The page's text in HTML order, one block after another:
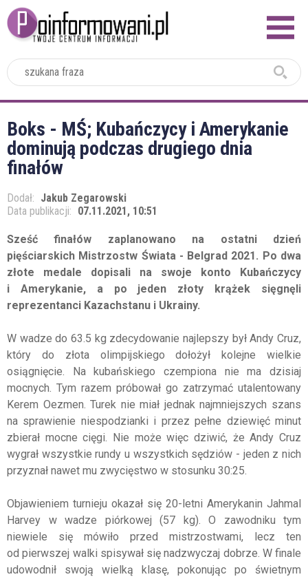
Boks - MŚ; Kubańczycy i Amerykanie
dominują podczas drugiego dnia
finałów
Dodał: Jakub Zegarowski
Data publikacji: 07.11.2021, 10:51
Sześć finałów zaplanowano na ostatni dzień
pięściarskich Mistrzostw Świata - Belgrad 2021. Po dwa
złote medale dopisali na swoje konto Kubańczycy
i Amerykanie, a po jeden złoty krążek sięgnęli
reprezentanci Kazachstanu i Ukrainy.
W wadze do 63.5 kg zdecydowanie najlepszy był Andy Cruz,
który do złota olimpijskiego dołożył kolejne wielkie
osiągnięcie. Na kubańskiego czempiona nie ma dzisiaj
mocnych. Tym razem próbował go zatrzymać utalentowany
Kerem Oezmen. Turek nie miał jednak najmniejszych szans
na sprawienie niespodzianki i przez pełne dziewięć minut
zbierał mocne cięgi. Nie może więc dziwić, że Andy Cruz
wygrał wszystkie rundy u wszystkich sędziów - jeden z nich
przyznał nawet mu zwycięstwo w stosunku 30:25.
Objawieniem turnieju okazał się 20-letni Amerykanin Jahmal
Harvey w wadze piórkowej (57 kg). O zawodniku tym
niewiele się mówiło przed mistrzostwami, lecz ten
od pierwszej walki spisywał się nadzwyczaj dobrze. W finale
udowodnił swoją wielką klasę, pokonując po świetnym